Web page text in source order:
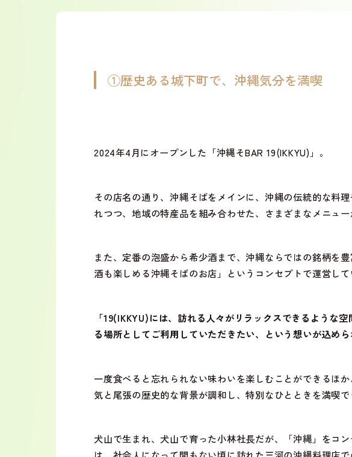
①歴史ある城下町で、沖縄気分を満喫
2024年4月にオープンした「沖縄そBAR 19(IKKYU)」。
その店名の通り、沖縄そばをメインに、沖縄の伝統的な料
れつつ、地域の特産品を組み合わせた、さまざまなメニュー
また、定番の泡盛から希少酒まで、沖縄ならではの銘柄を
酒も楽しめる沖縄そばのお店」というコンセプトで運営して
「19(IKKYU)には、訪れる人々がリラックスできるような
る場所としてご利用していただきたい、という想いが込めら
一度食べると忘れられない味わいを楽しむことができるほ
気と尾張の歴史的な背景が調和し、特別なひとときを満喫で
犬山で生まれ、犬山で育った小林社長だが、「沖縄」をコ